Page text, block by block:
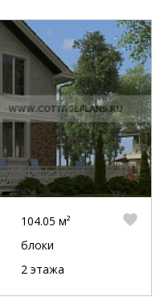
104.05 м²
блоки
2 этажа